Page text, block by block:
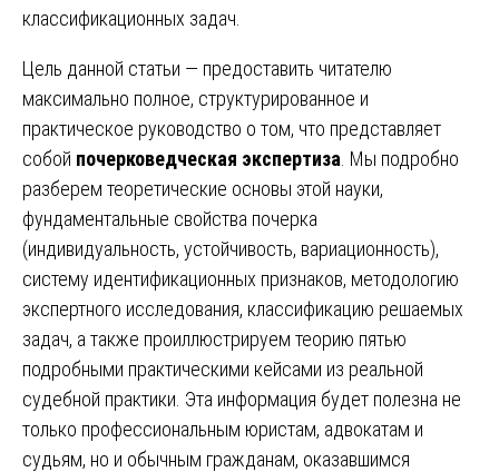
классификационных задач.
Цель данной статьи — предоставить читателю
максимально полное, структурированное и
практическое руководство о том, что представляет
собой почерковедческая экспертиза . Мы подробно
разберем теоретические основы этой науки,
фундаментальные свойства почерка
(индивидуальность, устойчивость, вариационность),
систему идентификационных признаков, методологию
экспертного исследования, классификацию решаемых
задач, а также проиллюстрируем теорию пятью
подробными практическими кейсами из реальной
судебной практики. Эта информация будет полезна не
только профессиональным юристам, адвокатам и
судьям, но и обычным гражданам, оказавшимся